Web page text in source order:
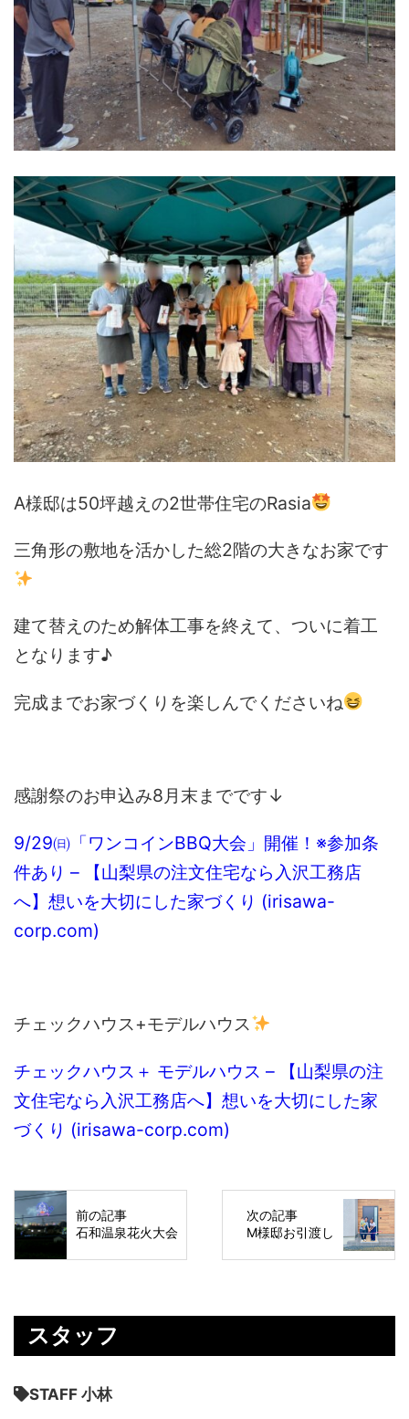
A様邸は50坪越えの2世帯住宅のRasia
三角形の敷地を活かした総2階の大きなお家です
建て替えのため解体工事を終えて、ついに着工
となります♪
完成までお家づくりを楽しんでくださいね
感謝祭のお申込み8月末までです↓
9/29㈰「ワンコインBBQ大会」開催！※参加条
件あり – 【山梨県の注文住宅なら入沢工務店
へ】想いを大切にした家づくり (irisawa-
corp.com)
チェックハウス+モデルハウス
チェックハウス＋ モデルハウス – 【山梨県の注
文住宅なら入沢工務店へ】想いを大切にした家
づくり (irisawa-corp.com)
前の記事
石和温泉花火大会
次の記事
M様邸お引渡し
スタッフ
STAFF 小林